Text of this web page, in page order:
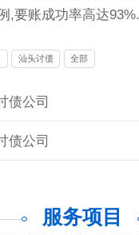
,要账成功率高达93%.
汕头讨债 全部
债公司
债公司
服务项目